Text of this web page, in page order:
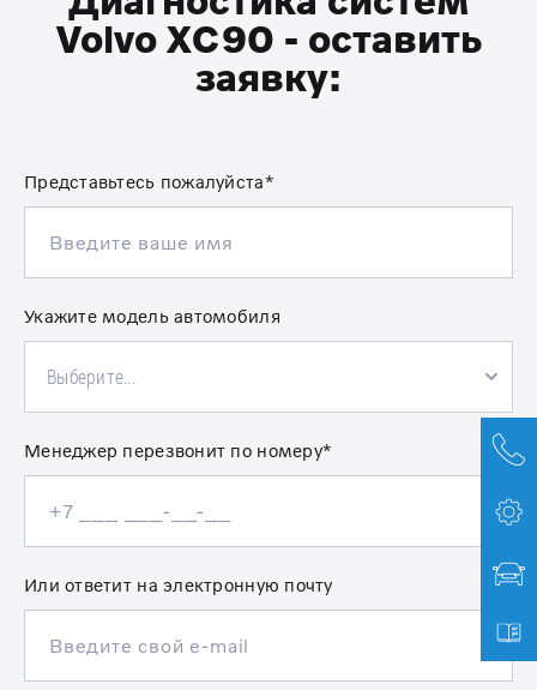
Volvo XC90 - оставить
заявку:
Представьтесь пожалуйста*
Укажите модель автомобиля
Выберите...
Менеджер перезвонит по номеру*
Или ответит на электронную почту